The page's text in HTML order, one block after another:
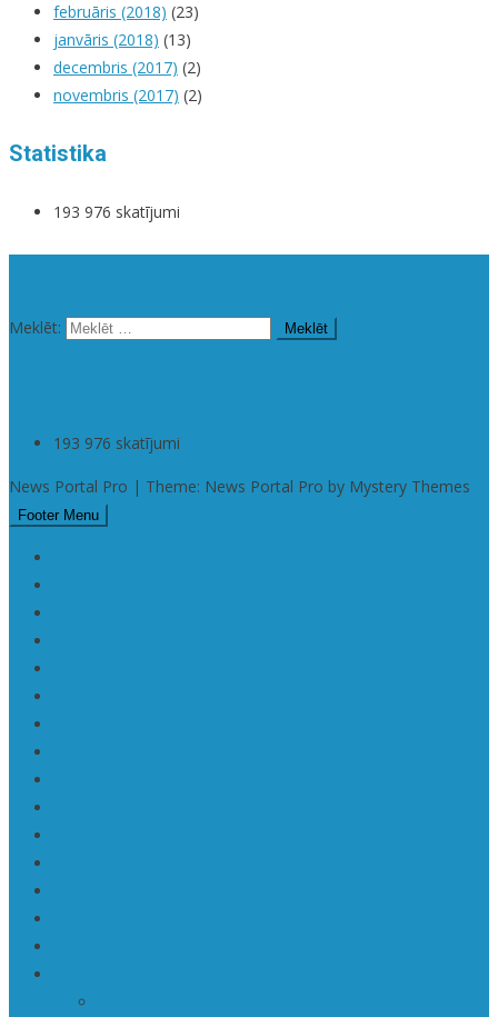
februāris (2018) (23)
janvāris (2018) (13)
decembris (2017) (2)
novembris (2017) (2)
Statistika
193 976 skatījumi
Meklēt:
193 976 skatījumi
News Portal Pro | Theme: News Portal Pro by Mystery Themes
Footer Menu